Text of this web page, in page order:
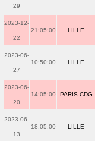
29
2023-12-
22
21:05:00 LILLE
2023-06-
27
10:50:00 LILLE
2023-06-
20
14:05:00 PARIS CDG
2023-06-
13
18:05:00 LILLE